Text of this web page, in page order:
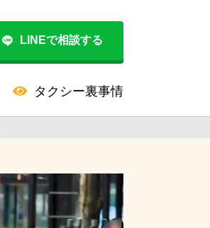
LINEで相談する
タクシー裏事情